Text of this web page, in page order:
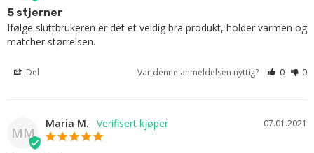
5 stjerner
Ifølge sluttbrukeren er det et veldig bra produkt, holder varmen og
matcher størrelsen.
Del Var denne anmeldelsen nyttig? 0 0
MM
07.01.2021
Maria M.